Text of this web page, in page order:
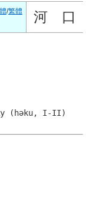
/繁體 河 口
(həku, I-II)